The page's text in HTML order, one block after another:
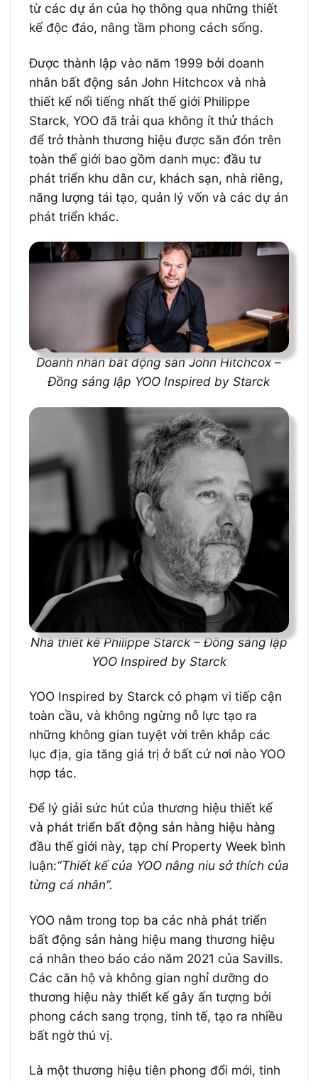
từ các dự án của họ thông qua những thiết
kế độc đáo, nâng tầm phong cách sống.
Được thành lập vào năm 1999 bởi doanh
nhân bất động sản John Hitchcox và nhà
thiết kế nổi tiếng nhất thế giới Philippe
Starck, YOO đã trải qua không ít thử thách
để trở thành thương hiệu được săn đón trên
toàn thế giới bao gồm danh mục: đầu tư
phát triển khu dân cư, khách sạn, nhà riêng,
năng lượng tái tạo, quản lý vốn và các dự án
phát triển khác.
Doanh nhân bất động sản John Hitchcox –
Đồng sáng lập YOO Inspired by Starck
Nhà thiết kế Philippe Starck – Đồng sáng lập
YOO Inspired by Starck
YOO Inspired by Starck có phạm vi tiếp cận
toàn cầu, và không ngừng nỗ lực tạo ra
những không gian tuyệt vời trên khắp các
lục địa, gia tăng giá trị ở bất cứ nơi nào YOO
hợp tác.
Để lý giải sức hút của thương hiệu thiết kế
và phát triển bất động sản hàng hiệu hàng
đầu thế giới này, tạp chí Property Week bình
luận:“Thiết kế của YOO nâng niu sở thích của
từng cá nhân”.
YOO nằm trong top ba các nhà phát triển
bất động sản hàng hiệu mang thương hiệu
cá nhân theo báo cáo năm 2021 của Savills.
Các căn hộ và không gian nghỉ dưỡng do
thương hiệu này thiết kế gây ấn tượng bởi
phong cách sang trọng, tinh tế, tạo ra nhiều
bất ngờ thú vị.
Là một thương hiệu tiên phong đổi mới, tinh